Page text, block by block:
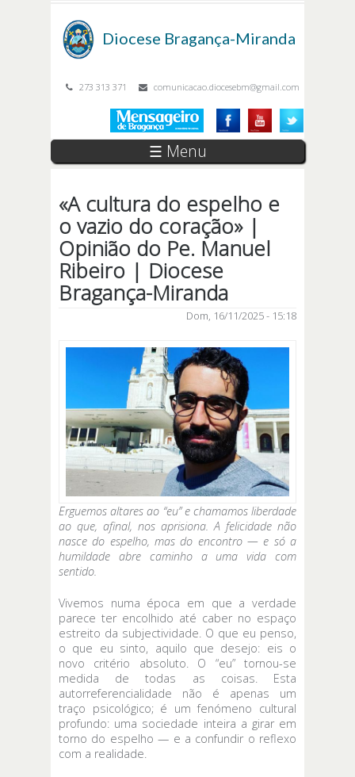
Diocese Bragança-Miranda
273 313 371 comunicacao.diocesebm@gmail.com
☰ Menu
«A cultura do espelho e
o vazio do coração» |
Opinião do Pe. Manuel
Ribeiro | Diocese
Bragança-Miranda
Dom, 16/11/2025 - 15:18
Erguemos altares ao “eu” e chamamos liberdade
ao que, afinal, nos aprisiona. A felicidade não
nasce do espelho, mas do encontro — e só a
humildade abre caminho a uma vida com
sentido.
Vivemos numa época em que a verdade
parece ter encolhido até caber no espaço
estreito da subjectividade. O que eu penso,
o que eu sinto, aquilo que desejo: eis o
novo critério absoluto. O “eu” tornou-se
medida de todas as coisas. Esta
autorreferencialidade não é apenas um
traço psicológico; é um fenómeno cultural
profundo: uma sociedade inteira a girar em
torno do espelho — e a confundir o reflexo
com a realidade.